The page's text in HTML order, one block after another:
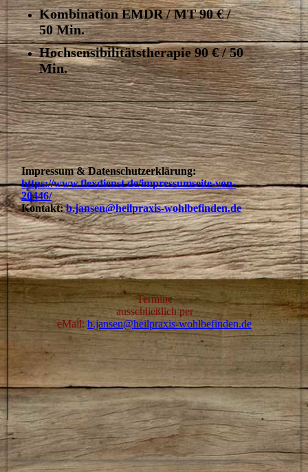
Kombination EMDR / MT 90 € /
50 Min.
Hochsensibilitätstherapie 90 € / 50
Min.
Impressum & Datenschutzerklärung:
https://www.flexdienst.de/impressumseite-von-
20446/
Kontakt:b.jansen@heilpraxis-wohlbefinden.de
Termine
ausschließlich per
eMail:b.jansen@heilpraxis-wohlbefinden.de